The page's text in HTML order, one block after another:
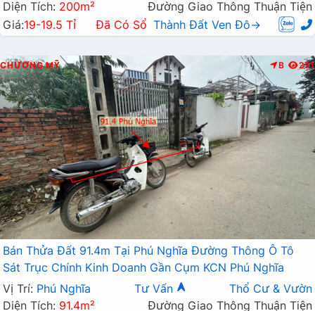
Diện Tích: 200m²
Đường Giao Thông Thuận Tiện
Giá:19-19.5 Tỉ Đã Có Sổ Thành Đất Ven Đô→
CHƯƠNG MỸ B 251
Bán Thửa Đất 91.4m Tại Phú Nghĩa Đường Thông Ô Tô
Sát Trục Chính Kinh Doanh Gần Cụm KCN Phú Nghĩa
Vị Trí: Phú Nghĩa Tư Vấn
Thổ Cư & Vườn
Diện Tích: 91.4m²
Đường Giao Thông Thuận Tiện